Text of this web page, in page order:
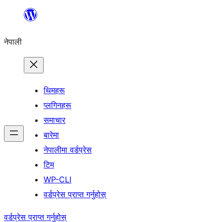
सामग्रीमा
नेपाली
थिमहरू
प्लगिनहरू
समाचार
बारेमा
नेपालीमा वर्डप्रेस
टिम
WP-CLI
वर्डप्रेस प्राप्त गर्नुहोस्
वर्डप्रेस प्राप्त गर्नुहोस्